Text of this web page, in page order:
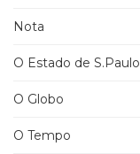
Nota
O Estado de S.Paulo
O Globo
O Tempo